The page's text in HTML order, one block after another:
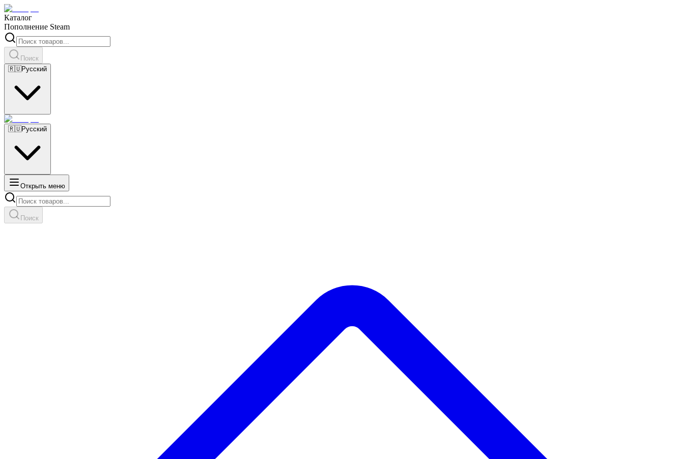
Каталог
Пополнение Steam
Поиск
🇷🇺Русский
🇷🇺Русский
Открыть меню
Поиск